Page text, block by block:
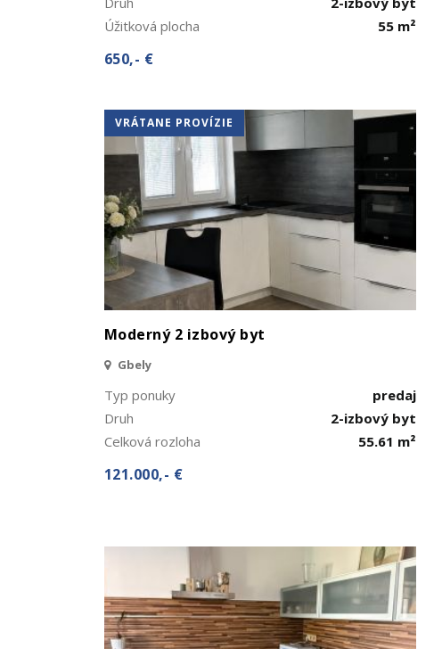
Úžitková plocha
55 m²
650,- €
VRÁTANE PROVÍZIE
Moderný 2 izbový byt
Gbely
Typ ponuky
predaj
Druh
2-izbový byt
Celková rozloha
55.61 m²
121.000,- €